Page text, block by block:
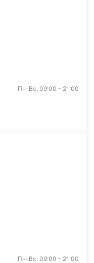
Пн-Вс: 09:00 - 21:00
Пн-Вс: 09:00 - 21:00